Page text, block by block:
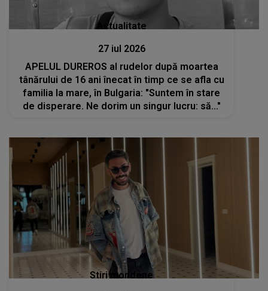
Actualitate
27 iul 2026
APELUL DUREROS al rudelor după moartea
tânărului de 16 ani înecat în timp ce se afla cu
familia la mare, în Bulgaria: "Suntem în stare
de disperare. Ne dorim un singur lucru: să..."
Stiri mondene